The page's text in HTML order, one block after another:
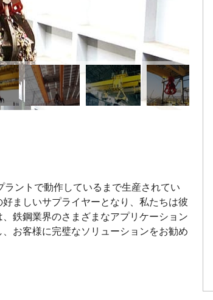
ントで動作しているまで生産されてい
ましいサプライヤーとなり、私たちは彼
鉄鋼業界のさまざまなアプリケーション
お客様に完璧なソリューションをお勧め